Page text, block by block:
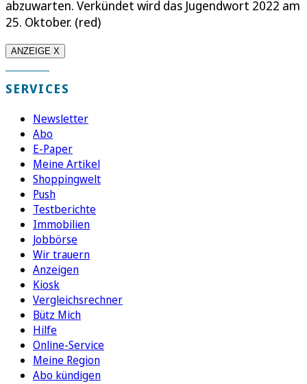
abzuwarten. Verkündet wird das Jugendwort 2022 am
25. Oktober. (red)
ANZEIGE X
SERVICES
Newsletter
Abo
E-Paper
Meine Artikel
Shoppingwelt
Push
Testberichte
Immobilien
Jobbörse
Wir trauern
Anzeigen
Kiosk
Vergleichsrechner
Bütz Mich
Hilfe
Online-Service
Meine Region
Abo kündigen